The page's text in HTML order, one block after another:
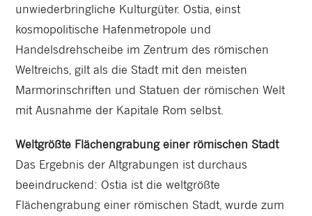
unwiederbringliche Kulturgüter. Ostia, einst
kosmopolitische Hafenmetropole und
Handelsdrehscheibe im Zentrum des römischen
Weltreichs, gilt als die Stadt mit den meisten
Marmorinschriften und Statuen der römischen Welt
mit Ausnahme der Kapitale Rom selbst.
Weltgrößte Flächengrabung einer römischen Stadt
Das Ergebnis der Altgrabungen ist durchaus
beeindruckend: Ostia ist die weltgrößte
Flächengrabung einer römischen Stadt, wurde zum